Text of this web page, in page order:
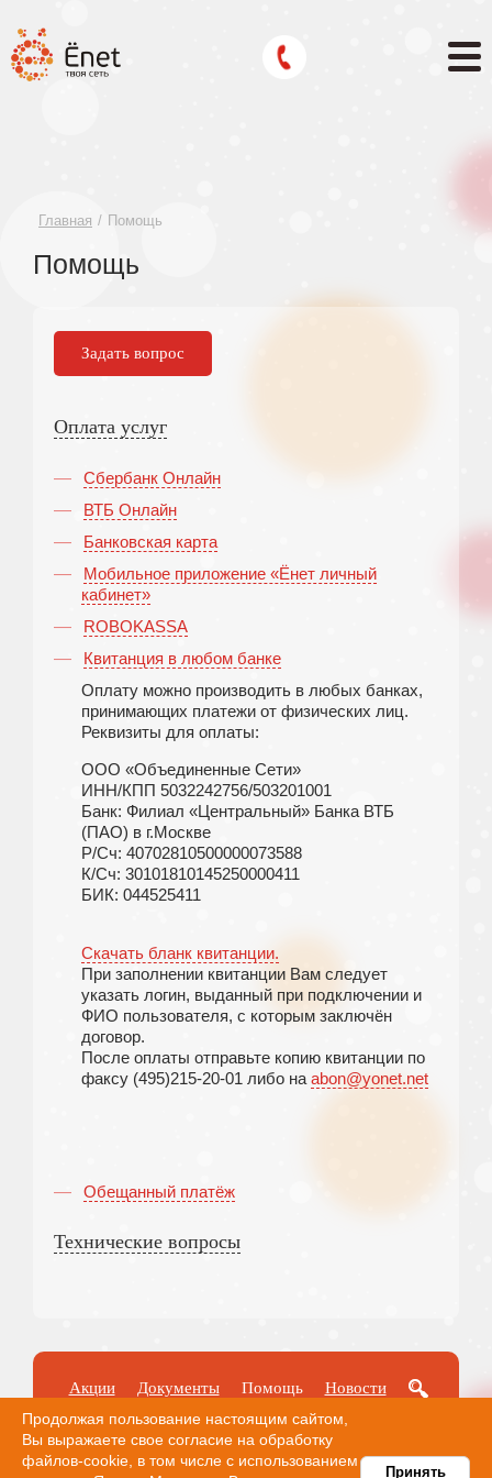
Главная Помощь
Помощь
Задать вопрос
Оплата услуг
Сбербанк Онлайн
ВТБ Онлайн
Банковская карта
Мобильное приложение «Ёнет личный
кабинет»
ROBOKASSA
Квитанция в любом банке
Оплату можно производить в любых банках,
принимающих платежи от физических лиц.
Реквизиты для оплаты:
ООО «Объединенные Сети»
ИНН/КПП 5032242756/503201001
Банк: Филиал «Центральный» Банка ВТБ
(ПАО) в г.Москве
Р/Сч: 40702810500000073588
К/Сч: 30101810145250000411
БИК: 044525411
Скачать бланк квитанции.
При заполнении квитанции Вам следует
указать логин, выданный при подключении и
ФИО пользователя, с которым заключён
договор.
После оплаты отправьте копию квитанции по
факсу (495)215-20-01 либо наabon@yonet.net
Обещанный платёж
Технические вопросы
Акции Документы Помощь
Новости
Оплата
Продолжая пользование настоящим сайтом,
Вы выражаете свое согласие на обработку
файлов-cookie, в том числе с использованием
Принять